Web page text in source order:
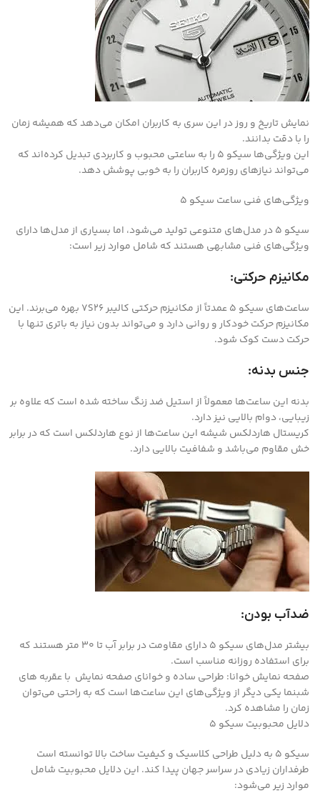
نمایش تاریخ و روز در این سری به کاربران امکان می‌دهد که همیشه زمان
را با دقت بدانند.
این ویژگی‌ها سیکو ۵ را به ساعتی محبوب و کاربردی تبدیل کرده‌اند که
می‌تواند نیازهای روزمره کاربران را به خوبی پوشش دهد.
ویژگی‌های فنی ساعت سیکو ۵
سیکو ۵ در مدل‌های متنوعی تولید می‌شود، اما بسیاری از مدل‌ها دارای
ویژگی‌های فنی مشابهی هستند که شامل موارد زیر است:
مکانیزم حرکتی:
ساعت‌های سیکو ۵ عمدتاً از مکانیزم حرکتی کالیبر ۷S26 بهره می‌برند. این
مکانیزم حرکت خودکار و روانی دارد و می‌تواند بدون نیاز به باتری تنها با
حرکت دست کوک شود.
جنس بدنه:
بدنه این ساعت‌ها معمولاً از استیل ضد زنگ ساخته شده است که علاوه بر
زیبایی، دوام بالایی نیز دارد.
کریستال هاردلکس شیشه این ساعت‌ها از نوع هاردلکس است که در برابر
خش مقاوم می‌باشد و شفافیت بالایی دارد.
ضدآب بودن:
بیشتر مدل‌های سیکو ۵ دارای مقاومت در برابر آب تا ۳۰ متر هستند که
برای استفاده روزانه مناسب است.
صفحه نمایش خوانا: طراحی ساده و خوانای صفحه نمایش با عقربه های
شبنما یکی دیگر از ویژگی‌های این ساعت‌ها است که به راحتی می‌توان
زمان را مشاهده کرد.
دلایل محبوبیت سیکو ۵
سیکو ۵ به دلیل طراحی کلاسیک و کیفیت ساخت بالا توانسته است
طرفداران زیادی در سراسر جهان پیدا کند. این دلایل محبوبیت شامل
موارد زیر می‌شود: